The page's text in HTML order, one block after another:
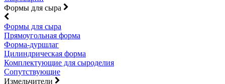
Формы для сыра
Формы для сыра
Прямоугольная форма
Форма-дуршлаг
Цилиндрическая форма
Комплектующие для сыроделия
Сопутствующие
Измельчители